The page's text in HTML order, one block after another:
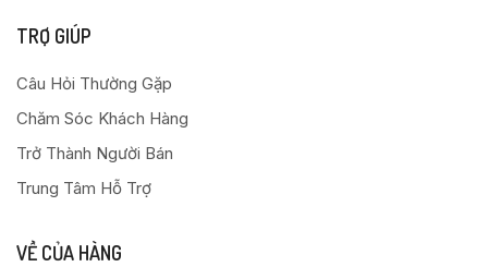
TRỢ GIÚP
Câu Hỏi Thường Gặp
Chăm Sóc Khách Hàng
Trở Thành Người Bán
Trung Tâm Hỗ Trợ
VỀ CỦA HÀNG